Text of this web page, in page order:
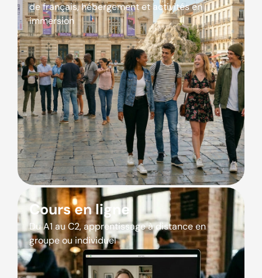
de français, hébergement et activités en
immersion
Cours en ligne
Du A1 au C2, apprentissage à distance en
groupe ou individuel